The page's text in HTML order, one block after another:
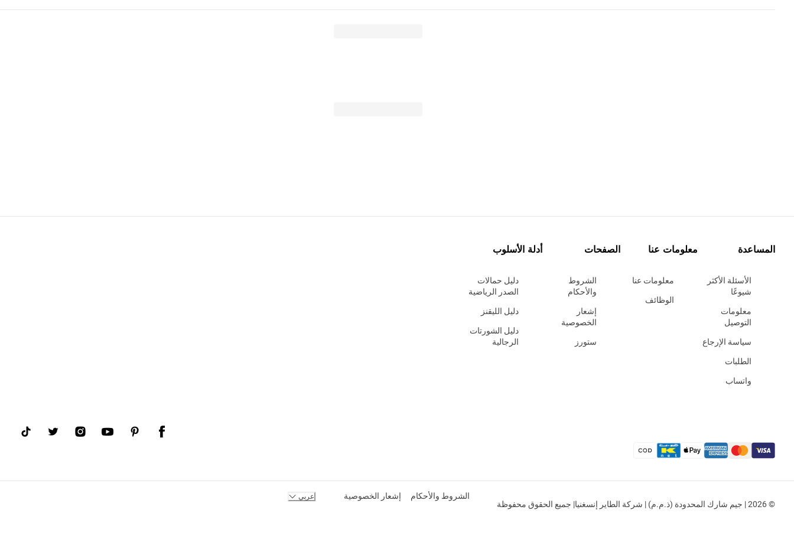
المساعدة
الأسئلة الأكثر
شيوعًا
معلومات
التوصيل
سياسة الإرجاع
الطلبات
واتساب
معلومات عنا
معلومات عنا
الوظائف
الصفحات
الشروط
والأحكام
إشعار
الخصوصية
ستورز
أدلة الأسلوب
دليل حمالات
الصدر الرياضية
دليل الليقنز
دليل الشورتات
الرجالية
© 2026 | جيم شارك المحدودة (ذ.م.م) | شركة الطاير إنسغنيا| جميع الحقوق محفوظة
الشروط والأحكام إشعار الخصوصية عربي